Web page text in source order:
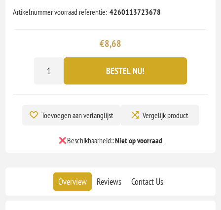
Artikelnummer voorraad referentie: 4260113723678
€8,68
BESTEL NU!
Toevoegen aan verlanglijst Vergelijk product
Beschikbaarheid::Niet op voorraad
Overview Reviews Contact Us